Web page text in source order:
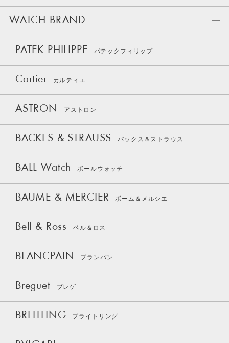
WATCH BRAND
PATEK PHILIPPE パテックフィリップ
Cartier カルティエ
ASTRON アストロン
BACKES & STRAUSS バックス＆ストラウス
BALL Watch ボールウォッチ
BAUME & MERCIER ボーム＆メルシエ
Bell & Ross ベル＆ロス
BLANCPAIN ブランパン
Breguet ブレゲ
BREITLING ブライトリング